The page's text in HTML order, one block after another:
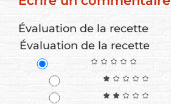
Évaluation de la recette
Évaluation de la recette